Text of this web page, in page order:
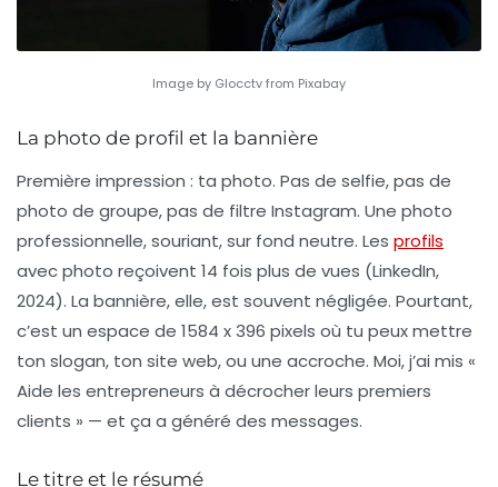
Image by Glocctv from Pixabay
La photo de profil et la bannière
Première impression : ta photo. Pas de selfie, pas de
photo de groupe, pas de filtre Instagram. Une photo
professionnelle, souriant, sur fond neutre. Les profils
avec photo reçoivent 14 fois plus de vues (LinkedIn,
2024). La bannière, elle, est souvent négligée. Pourtant,
c’est un espace de 1584 x 396 pixels où tu peux mettre
ton slogan, ton site web, ou une accroche. Moi, j’ai mis «
Aide les entrepreneurs à décrocher leurs premiers
clients » — et ça a généré des messages.
Le titre et le résumé